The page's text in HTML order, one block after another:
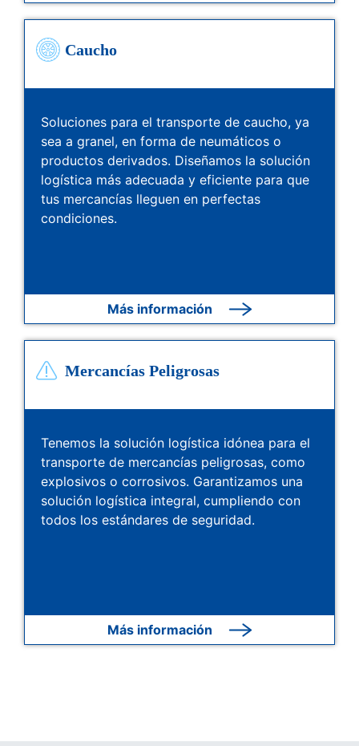
Caucho
Soluciones para el transporte de caucho, ya
sea a granel, en forma de neumáticos o
productos derivados. Diseñamos la solución
logística más adecuada y eficiente para que
tus mercancías lleguen en perfectas
condiciones.
Más información
Mercancías Peligrosas
Tenemos la solución logística idónea para el
transporte de mercancías peligrosas, como
explosivos o corrosivos. Garantizamos una
solución logística integral, cumpliendo con
todos los estándares de seguridad.
Más información